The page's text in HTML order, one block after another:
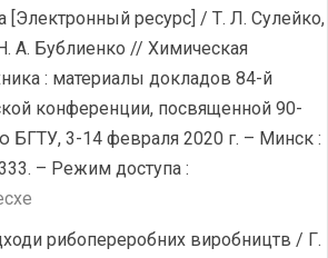
[Электронный ресурс] / Т. Л. Сулейко,
А. Бублиенко // Химическая
: материалы докладов 84-й
конференции, посвященной 90-
БГТУ, 3-14 февраля 2020 г. – Минск :
– Режим доступа :
рибопереробних виробництв / Г.